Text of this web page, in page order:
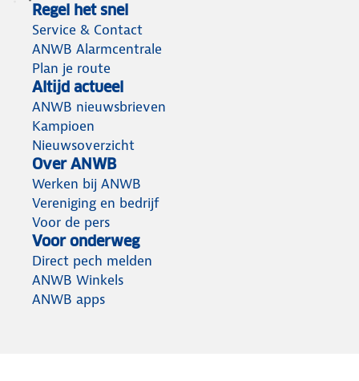
Regel het snel
Service & Contact
ANWB Alarmcentrale
Plan je route
Altijd actueel
ANWB nieuwsbrieven
Kampioen
Nieuwsoverzicht
Over ANWB
Werken bij ANWB
Vereniging en bedrijf
Voor de pers
Voor onderweg
Direct pech melden
ANWB Winkels
ANWB apps